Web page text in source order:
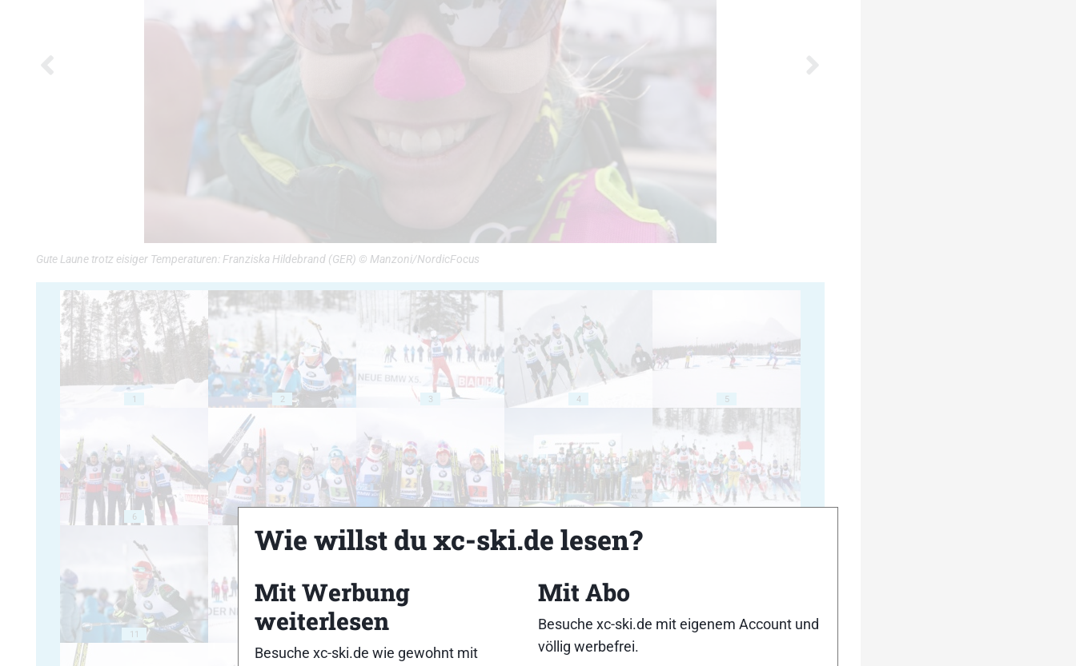
Gute Laune trotz eisiger Temperaturen: Franziska Hildebrand (GER) © Manzoni/NordicFocus
1 2 3 4 5
6
11 12
Wie willst du xc-ski.de lesen?
Mit Werbung
weiterlesen
Besuche xc-ski.de wie gewohnt mit
Mit Abo
Besuche xc-ski.de mit eigenem Account und
völlig werbefrei.